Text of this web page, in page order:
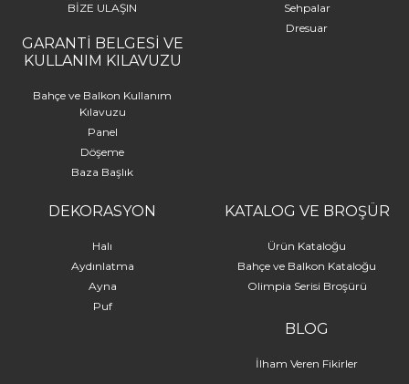
BİZE ULAŞIN
GARANTİ BELGESİ VE
KULLANIM KILAVUZU
Bahçe ve Balkon Kullanım
Kılavuzu
Panel
Döşeme
Baza Başlık
Sehpalar
Dresuar
DEKORASYON
Halı
Aydınlatma
Ayna
Puf
KATALOG VE BROŞÜR
Ürün Kataloğu
Bahçe ve Balkon Kataloğu
Olimpia Serisi Broşürü
BLOG
İlham Veren Fikirler